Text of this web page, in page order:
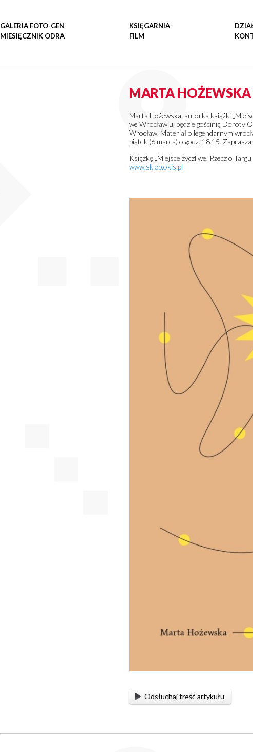
GALERIA FOTO-GEN
MIESIĘCZNIK ODRA
KSIĘGARNIA
FILM
MARTA
Marta Hożewska, autorka książki
we Wrocławiu, będzie gościnią Doroty
Wrocław. Materiał o legendarnym
piątek (6 marca) o godz. 18.15.
Książkę „Miejsce życzliwe. Rzecz o
www.sklep.okis.pl
Odsłuchaj treść artykułu